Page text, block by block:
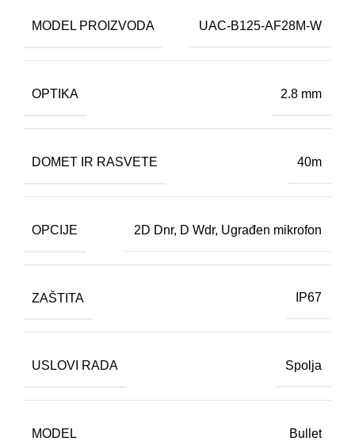
MODEL PROIZVODA UAC-B125-AF28M-W
OPTIKA 2.8 mm
DOMET IR RASVETE 40m
OPCIJE 2D Dnr, D Wdr, Ugrađen mikrofon
ZAŠTITA IP67
USLOVI RADA Spolja
MODEL Bullet